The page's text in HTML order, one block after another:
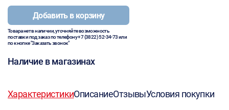
Добавить в корзину
Товара нет в наличии, уточняйте возможность
поставки под заказ по телефону+7 (3822) 52-34-73или
по кнопке "Заказать звонок"
Наличие в магазинах
ХарактеристикиОписаниеОтзывыУсловия покупки